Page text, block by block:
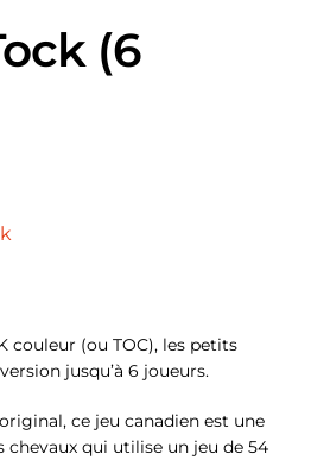
(6
couleur (ou TOC), les petits
jusqu’à 6 joueurs.
ce jeu canadien est une
qui utilise un jeu de 54